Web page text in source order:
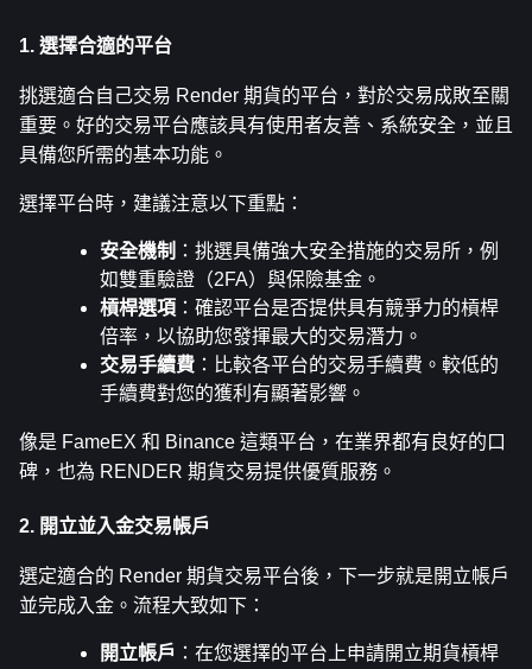
1. 選擇合適的平台
挑選適合自己交易 Render 期貨的平台，對於交易成敗至關
重要。好的交易平台應該具有使用者友善、系統安全，並且
具備您所需的基本功能。
選擇平台時，建議注意以下重點：
安全機制 ：挑選具備強大安全措施的交易所，例
如雙重驗證（2FA）與保險基金。
槓桿選項 ：確認平台是否提供具有競爭力的槓桿
倍率，以協助您發揮最大的交易潛力。
交易手續費 ：比較各平台的交易手續費。較低的
手續費對您的獲利有顯著影響。
像是 FameEX 和 Binance 這類平台，在業界都有良好的口
碑，也為 RENDER 期貨交易提供優質服務。
2. 開立並入金交易帳戶
選定適合的 Render 期貨交易平台後，下一步就是開立帳戶
並完成入金。流程大致如下：
開立帳戶 ：在您選擇的平台上申請開立期貨槓桿